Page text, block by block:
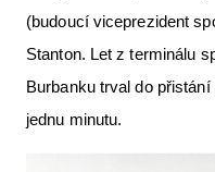
(budoucí viceprezident
Stanton. Let z terminálu
Burbanku trval do
jednu minutu.